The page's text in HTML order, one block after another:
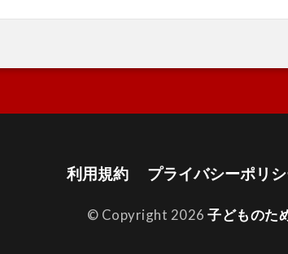
利用規約 プライバシーポリ
© Copyright 2026子どものた